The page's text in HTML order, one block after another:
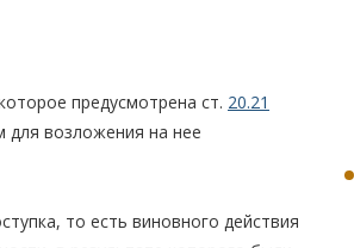
предусмотрена ст. 20.21
для возложения на нее
то есть виновного действия